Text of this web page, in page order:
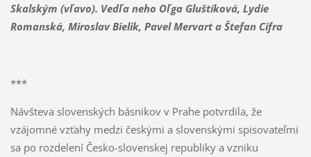
Skalským (vľavo). Vedľa neho Oľga Gluštíková, Lydie
Romanská, Miroslav Bielik, Pavel Mervart a Štefan Cifra
***
Návšteva slovenských básnikov v Prahe potvrdila, že
vzájomné vzťahy medzi českými a slovenskými spisovateľmi
sa po rozdelení Česko-slovenskej republiky a vzniku